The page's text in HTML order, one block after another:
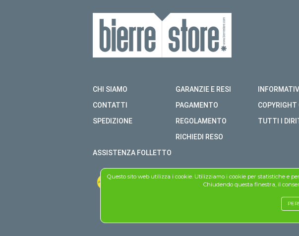
CHI SIAMO
CONTATTI
SPEDIZIONE
GARANZIE E RESI
PAGAMENTO
REGOLAMENTO
RICHIEDI RESO
TUTTI I
ASSISTENZA FOLLETTO
Questo sito web utilizza i cookie. Utilizziamo i cookie per statistiche e
Chiudendo questa finestra, il